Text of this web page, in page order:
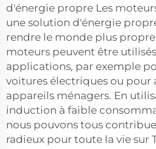
d'énergie propre Les
une solution d'énergie
rendre le monde plus
moteurs peuvent être
applications, par exemple
voitures électriques ou pour
appareils ménagers. En
induction à faible
nous pouvons tous
radieux pour toute la vie sur